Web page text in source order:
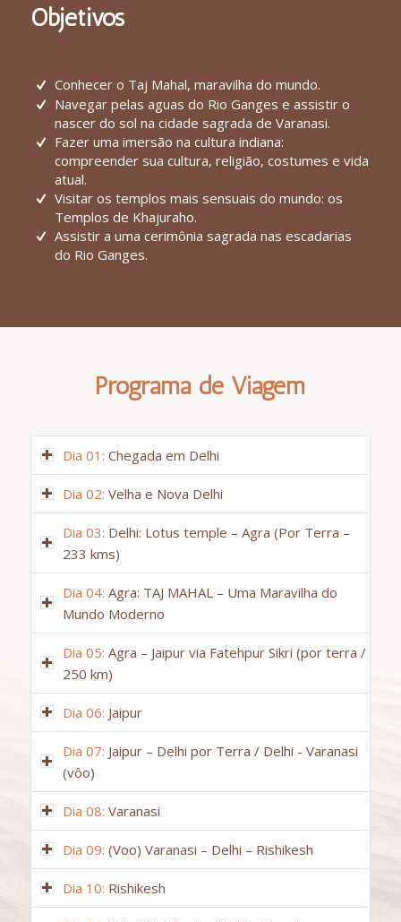
Objetivos
Conhecer o Taj Mahal, maravilha do mundo.
Navegar pelas aguas do Rio Ganges e assistir o
nascer do sol na cidade sagrada de Varanasi.
Fazer uma imersão na cultura indiana:
compreender sua cultura, religião, costumes e vida
atual.
Visitar os templos mais sensuais do mundo: os
Templos de Khajuraho.
Assistir a uma cerimônia sagrada nas escadarias
do Rio Ganges.
Programa de Viagem
Dia 01: Chegada em Delhi
Dia 02: Velha e Nova Delhi
Dia 03: Delhi: Lotus temple – Agra (Por Terra –
233 kms)
Dia 04: Agra: TAJ MAHAL – Uma Maravilha do
Mundo Moderno
Dia 05: Agra – Jaipur via Fatehpur Sikri (por terra /
250 km)
Dia 06: Jaipur
Dia 07: Jaipur – Delhi por Terra / Delhi - Varanasi
(vôo)
Dia 08: Varanasi
Dia 09: (Voo) Varanasi – Delhi – Rishikesh
Dia 10: Rishikesh